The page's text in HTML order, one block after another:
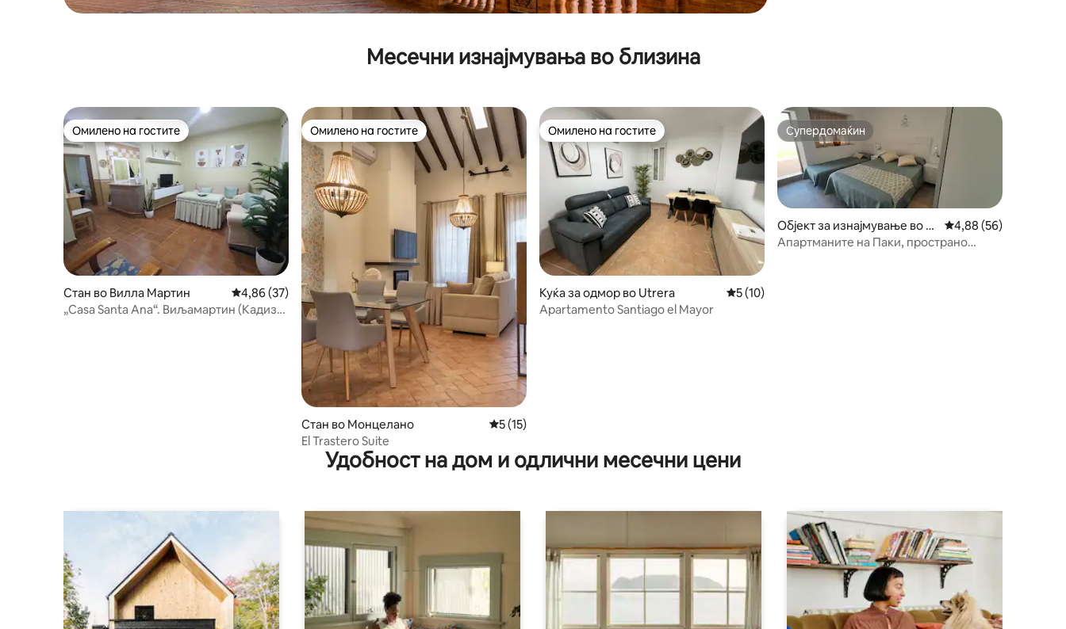
Месечни изнајмувања во близина
Омилено на гостите
Омилено на гостите
Стан во Вилла Мартин Просечна оцена: 4,86 од 5, 37 рецензии
4,86 (37)
„Casa Santa Ana“. Виљамартин (Кадиз),
Омилено на гостите
Омилено на гостите
Стан во Монцелано Просечна оцена: 5 од 5, 15 рецензии
5 (15)
El Trastero Suite
Омилено на гостите
Омилено на гостите
Куќа за одмор во Utrera Просечна оцена: 5 од 5, 10 рецензии
5 (10)
Apartamento Santiago el Mayor
Супердомаќин
Супердомаќин
Објект за изнајмување во Д
ос Ерманас
Просечна оцена:
4,88 (56)
Апартманите на Паки, пространо
Удобност на дом и одлични месечни цени